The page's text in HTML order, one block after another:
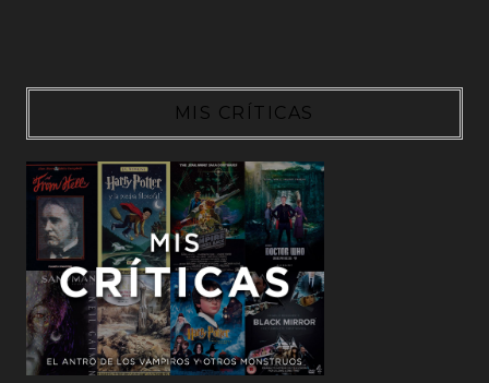
MIS CRÍTICAS